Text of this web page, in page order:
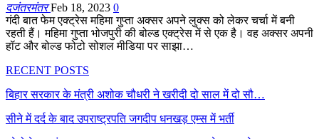
दजंतरमंतरFeb 18, 2023 0
गंदी बात फेम एक्ट्रेस महिमा गुप्ता अक्सर अपने लुक्स को लेकर चर्चा में बनी
रहती हैं। महिमा गुप्ता भोजपुरी की बोल्ड एक्ट्रेस में से एक है। वह अक्सर अपनी
हॉट और बोल्ड फोटो सोशल मीडिया पर साझा…
RECENT POSTS
बिहार सरकार के मंत्री अशोक चौधरी ने खरीदी दो साल में दो सौ…
सीने में दर्द के बाद उपराष्ट्रपति जगदीप धनखड़ एम्स में भर्ती